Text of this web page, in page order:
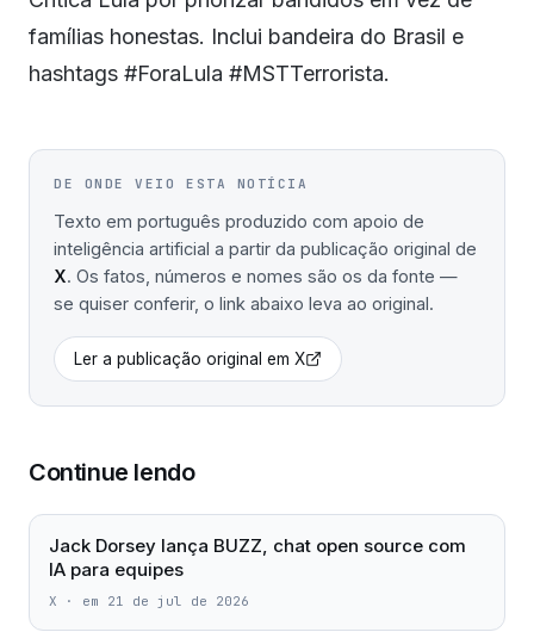
famílias honestas. Inclui bandeira do Brasil e
hashtags #ForaLula #MSTTerrorista.
DE ONDE VEIO ESTA NOTÍCIA
Texto em português produzido com apoio de
inteligência artificial a partir da publicação original de
X. Os fatos, números e nomes são os da fonte —
se quiser conferir, o link abaixo leva ao original.
Ler a publicação original em X
Continue lendo
Jack Dorsey lança BUZZ, chat open source com
IA para equipes
X · em 21 de jul de 2026